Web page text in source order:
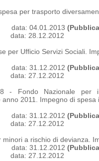
per trasporto
data: 04.01.2013
data: 28.12.2012
per Ufficio Servizi Sociali.
data: 31.12.2012
data: 27.12.2012
- Fondo Nazionale per
2011. Impegno di
data: 31.12.2012
data: 27.12.2012
minori a rischio di devianza.
data: 31.12.2012
data: 27.12.2012